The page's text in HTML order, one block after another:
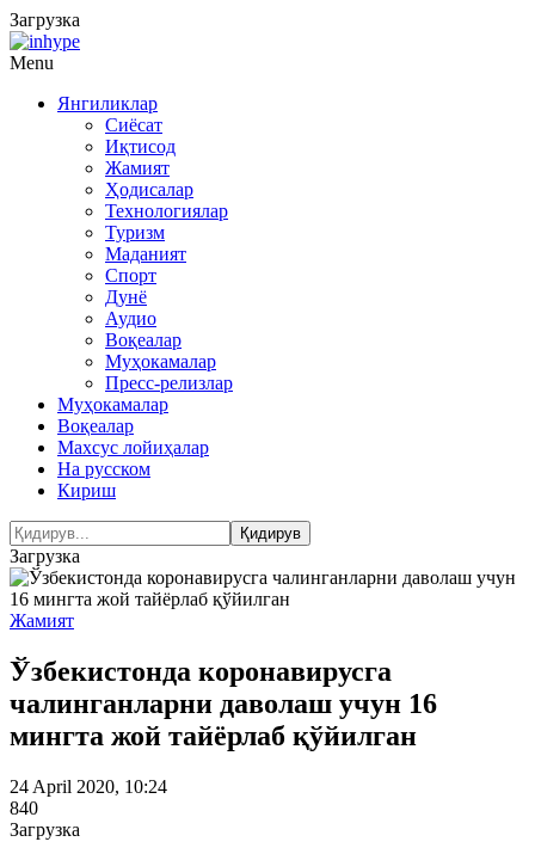
Загрузка
Menu
Янгиликлар
Сиёсат
Иқтисод
Жамият
Ҳодисалар
Технологиялар
Туризм
Маданият
Спорт
Дунё
Аудио
Воқеалар
Муҳокамалар
Пресс-релизлар
Муҳокамалар
Воқеалар
Махсус лойиҳалар
На русском
Кириш
Загрузка
Жамият
Ўзбекистонда коронавирусга
чалинганларни даволаш учун 16
мингта жой тайёрлаб қўйилган
24 April 2020, 10:24
840
Загрузка